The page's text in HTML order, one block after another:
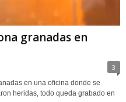
granadas en
3
en una oficina donde se
heridas, todo queda grabado en